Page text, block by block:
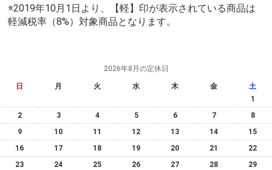
※2019年10月1日より、【軽】印が表示されている商品は
軽減税率（8%）対象商品となります。
2026年8月の定休日
日 月 火 水 木 金
土
1
2
3 4 5 6 7
8
9
10 11 12 13 14
15
16
17 18 19 20 21
22
23
24 25 26 27 28
29